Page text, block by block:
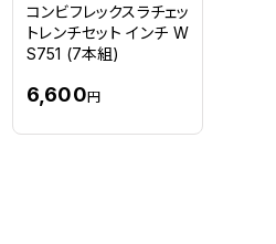
コンビフレックスラチェッ
トレンチセット インチ W
S751 (7本組)
6,600円